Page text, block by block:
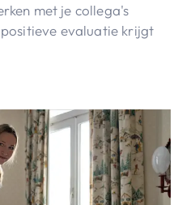
met je collega's
evaluatie krijgt